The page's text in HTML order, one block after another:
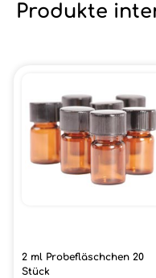
Produkte
2 ml Probefläschchen 20
Stück